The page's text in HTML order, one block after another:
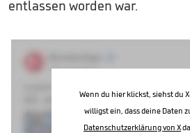
entlassen worden war.
Wenn du hier klickst, siehst du
willigst ein, dass deine Daten
Datenschutzerklärung von X